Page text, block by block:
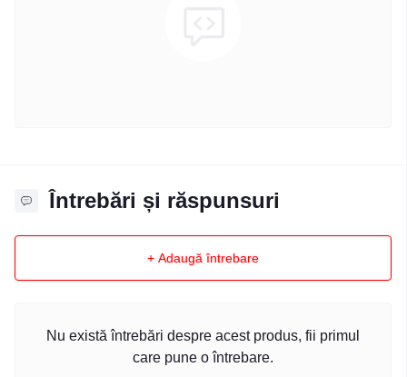
Întrebări și răspunsuri
+ Adaugă întrebare
Nu există întrebări despre acest produs, fii primul
care pune o întrebare.